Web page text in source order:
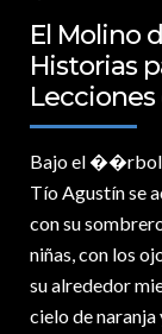
El Molino
Historias
Bajo el ��rbol
Tío Agustín se
con su
niñas, con los
su alrededor
cielo de